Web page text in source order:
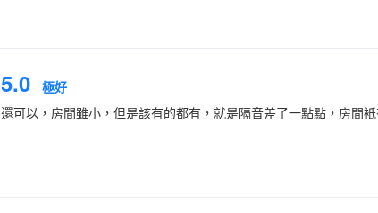
5.0 極好
還可以，房間雖小，但是該有的都有，就是隔音差了一點點，房間